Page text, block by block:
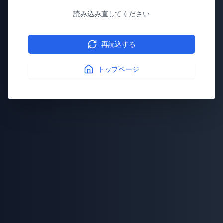
読み込み直してください
再読込する
トップページ